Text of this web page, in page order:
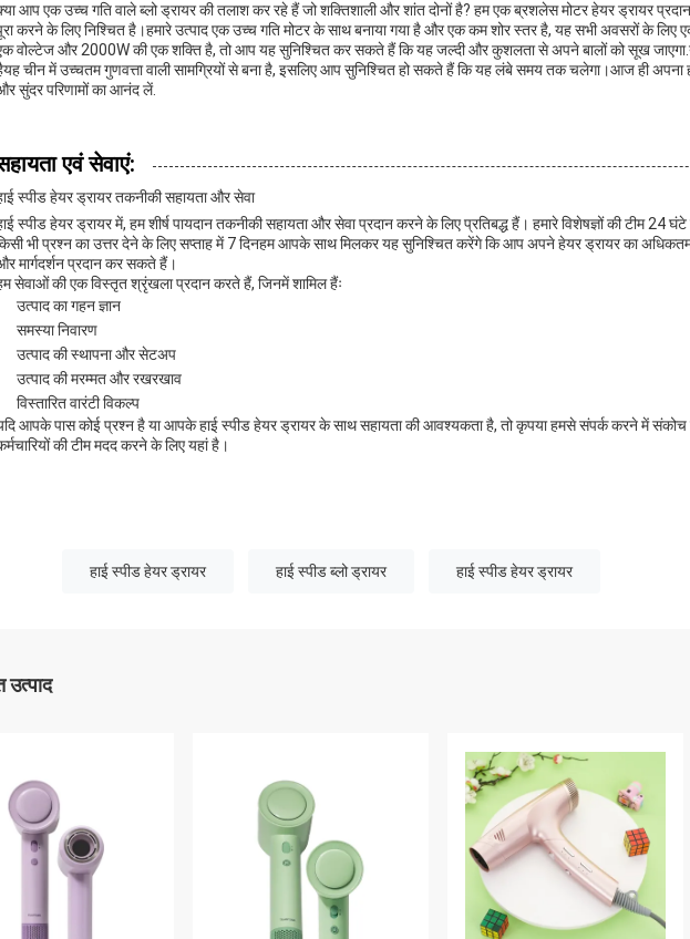
आप एक उच्च गति वाले ब्लो ड्रायर की तलाश कर रहे हैं जो शक्तिशाली और शांत दोनों है? हम एक ब्रशलेस मोटर हेयर ड्रायर
करने के लिए निश्चित है।हमारे उत्पाद एक उच्च गति मोटर के साथ बनाया गया है और एक कम शोर स्तर है, यह सभी अवसरों के लिए
वोल्टेज और 2000W की एक शक्ति है, तो आप यह सुनिश्चित कर सकते हैं कि यह जल्दी और कुशलता से अपने बालों को सूख
चीन में उच्चतम गुणवत्ता वाली सामग्रियों से बना है, इसलिए आप सुनिश्चित हो सकते हैं कि यह लंबे समय तक चलेगा।आज ही
सुंदर परिणामों का आनंद लें.
एवं सेवाएं:
स्पीड हेयर ड्रायर तकनीकी सहायता और सेवा
स्पीड हेयर ड्रायर में, हम शीर्ष पायदान तकनीकी सहायता और सेवा प्रदान करने के लिए प्रतिबद्ध हैं। हमारे विशेषज्ञों की टीम 24
भी प्रश्न का उत्तर देने के लिए सप्ताह में 7 दिनहम आपके साथ मिलकर यह सुनिश्चित करेंगे कि आप अपने हेयर ड्रायर का
मार्गदर्शन प्रदान कर सकते हैं।
सेवाओं की एक विस्तृत श्रृंखला प्रदान करते हैं, जिनमें शामिल हैंः
उत्पाद का गहन ज्ञान
समस्या निवारण
उत्पाद की स्थापना और सेटअप
उत्पाद की मरम्मत और रखरखाव
विस्तारित वारंटी विकल्प
आपके पास कोई प्रश्न है या आपके हाई स्पीड हेयर ड्रायर के साथ सहायता की आवश्यकता है, तो कृपया हमसे संपर्क करने में
की टीम मदद करने के लिए यहां है।
हाई स्पीड हेयर ड्रायर हाई स्पीड ब्लो ड्रायर हाई स्पीड हेयर ड्रायर